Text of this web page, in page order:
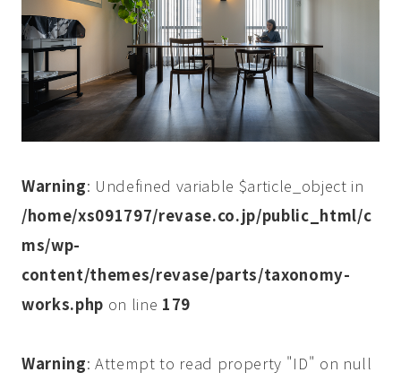
Warning: Undefined variable $article_object in
/home/xs091797/revase.co.jp/public_html/c
ms/wp-
content/themes/revase/parts/taxonomy-
works.php on line 179
Warning: Attempt to read property "ID" on null